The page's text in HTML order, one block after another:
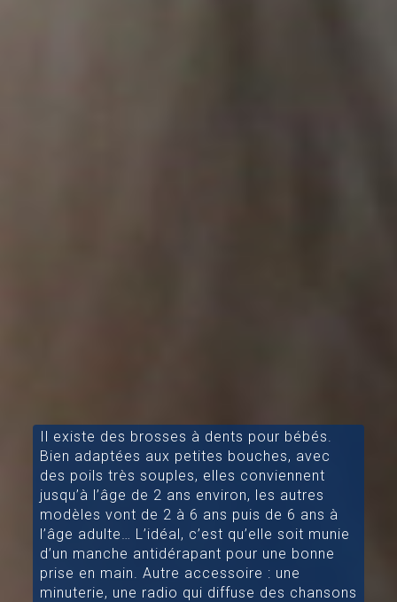
Il existe des brosses à dents pour bébés.
Bien adaptées aux petites bouches, avec
des poils très souples, elles conviennent
jusqu’à l’âge de 2 ans environ, les autres
modèles vont de 2 à 6 ans puis de 6 ans à
l’âge adulte… L’idéal, c’est qu’elle soit munie
d’un manche antidérapant pour une bonne
prise en main. Autre accessoire : une
minuterie, une radio qui diffuse des chansons